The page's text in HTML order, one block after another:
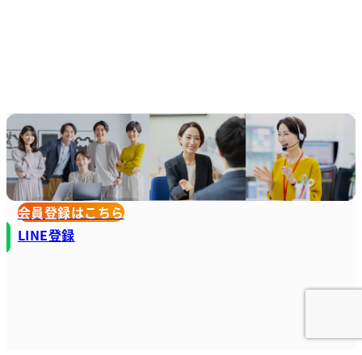
会員登録はこちら
LINE登録